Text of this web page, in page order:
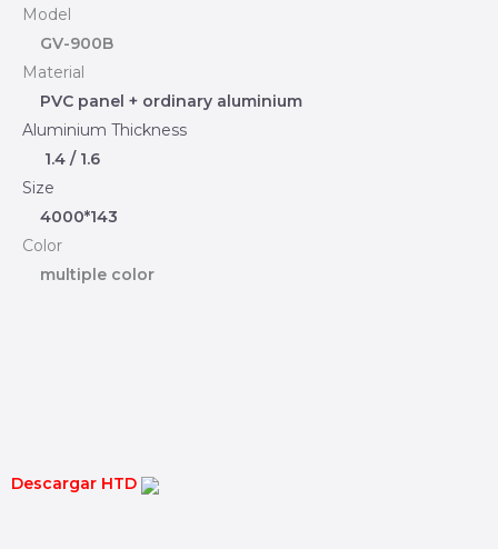
Model
GV-900B
Material
PVC panel + ordinary aluminium
Aluminium Thickness
1.4 / 1.6
Size
4000*143
Color
multiple color
Descargar HTD